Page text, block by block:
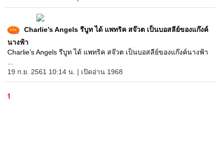
Charlie’s Angels รีบูท ได้ แพทริค สจ๊วต เป็นบอสลีย์ของแก๊งค์
นางฟ้า
Charlie’s Angels รีบูท ได้ แพทริค สจ๊วต เป็นบอสลีย์ของแก๊งค์นางฟ้า
19 ก.ย. 2561 10:14 น. | เปิดอ่าน 1968
1